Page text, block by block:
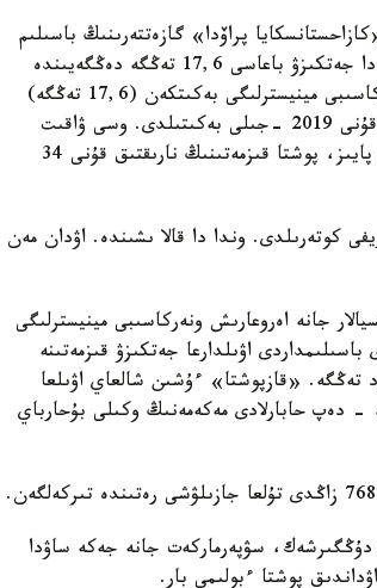
«كازاحستانسكايا پراۆدا» گازەتتەرىنىڭ باسىلىم
باعاسى ورتاشا ەسەپپەن 67 پايىزعا ءوستى. ال «قازپوشتا» ا ق-دا جەتكىزۋ باعاسى 17,6 تەڭگە دەڭگەيىندە
قالىپ تۇر. ق ر سيفرلىق دامۋ، يننوۆاتسيالار جانە اەروعارىش ونەركاسىبى مينيسترلىگى بەكىتكەن (17,6 تەڭگە)
باعا 2017 -جىلدان بەرى وزگەرمەدى. ال جەتكىزۋدىڭ وزىندىك قۇنى 2019 -جىلى بەكىتىلدى. وسى ۋاقىت
ارالىعىندا سالاداعى جالاقى 143 پايىز، جانار- جاعارماي قۇنى 50 پايىز، پوشتا قىزمەتىنىڭ نارىقتىق قۇنى 34
كوتەرىلدى. وندا دا قالا ىشىندە. اۋدان مەن
يننوۆاتسيالار جانە اەروعارىش ونەركاسىبى مينيسترلىگى
باسىلىمداردى اۋىلدارعا جەتكىزۋ قىزمەتىنە
دەگەنمەن بۇل قىزمەتتىڭ شىعىنى - 11 ميلليارد تەڭگە. «قازپوشتا» ءۇشىن شالعاي اۋىلعا
- دەپ حابارلادى مەكەمەنىڭ وكىلى بۇحارباي
ەلىمىز بويىنشا ايماقتار مەن ءىرى قالالاردا مەرزىمدى باسىلىم 400 دۇڭگىرشەك، سۋپەرماركەت جانە جەكە ساۋدا